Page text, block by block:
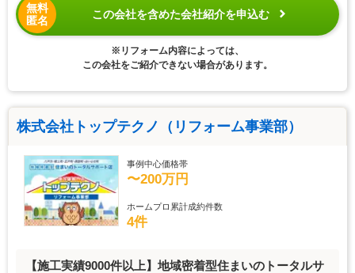
無料
匿名
この会社を含めた会社紹介を申込む
※リフォーム内容によっては、
この会社をご紹介できない場合があります。
株式会社トップテクノ（リフォーム事業部）
事例中心価格帯
〜200万円
ホームプロ累計成約件数
4件
【施工実績9000件以上】地域密着型住まいのトータルサ